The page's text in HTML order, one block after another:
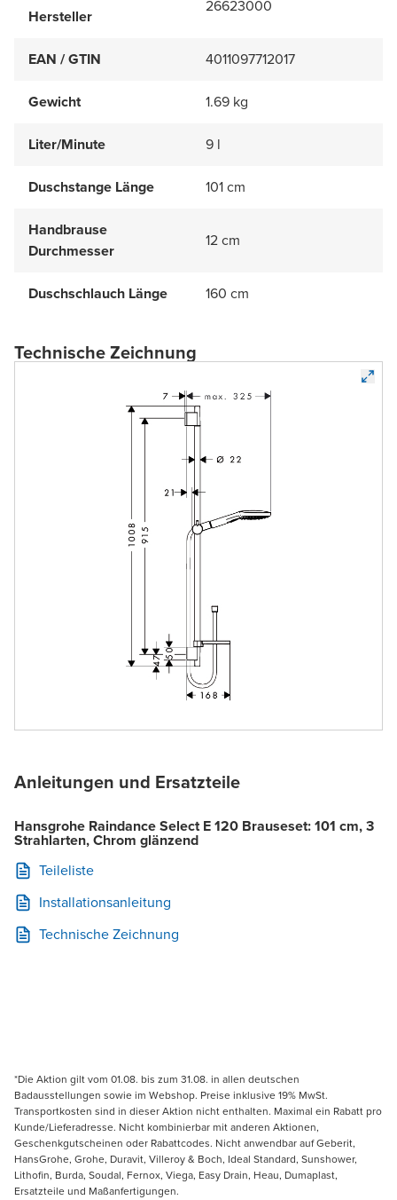
Hersteller
26623000
EAN / GTIN 4011097712017
Gewicht 1.69 kg
Liter/Minute 9 l
Duschstange Länge 101 cm
Handbrause
Durchmesser
12 cm
Duschschlauch Länge 160 cm
Technische Zeichnung
Anleitungen und Ersatzteile
Hansgrohe Raindance Select E 120 Brauseset: 101 cm, 3
Strahlarten, Chrom glänzend
Teileliste
Installationsanleitung
Technische Zeichnung
*Die Aktion gilt vom 01.08. bis zum 31.08. in allen deutschen
Badausstellungen sowie im Webshop. Preise inklusive 19% MwSt.
Transportkosten sind in dieser Aktion nicht enthalten. Maximal ein Rabatt pro
Kunde/Lieferadresse. Nicht kombinierbar mit anderen Aktionen,
Geschenkgutscheinen oder Rabattcodes. Nicht anwendbar auf Geberit,
HansGrohe, Grohe, Duravit, Villeroy & Boch, Ideal Standard, Sunshower,
Lithofin, Burda, Soudal, Fernox, Viega, Easy Drain, Heau, Dumaplast,
Ersatzteile und Maßanfertigungen.